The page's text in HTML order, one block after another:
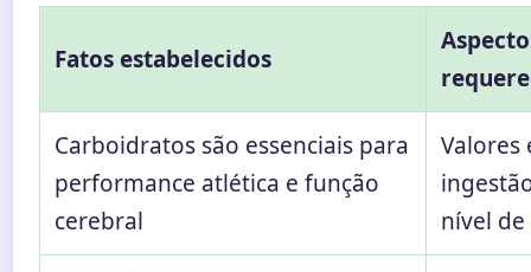
Fatos estabelecidos
Carboidratos são essenciais para
performance atlética e função
cerebral
Valores
nível